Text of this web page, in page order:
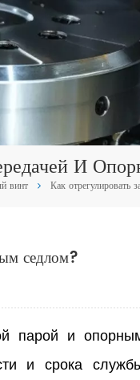
И
винт Как
седлом?
парой и
и срока